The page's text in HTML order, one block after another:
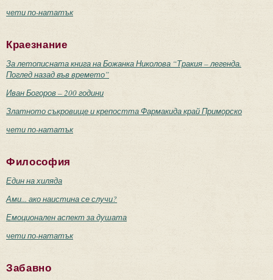
чети по-нататък
Краезнание
За летописната книга на Божанка Николова “Тракия – легенда.
Поглед назад във времето”
Иван Богоров – 200 години
Златното съкровище и крепостта Фармакида край Приморско
чети по-нататък
Философия
Един на хиляда
Ами... ако наистина се случи?
Емоционален аспект за душата
чети по-нататък
Забавно